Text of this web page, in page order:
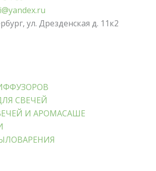
ул. Дрезденская д. 11к2
СВЕЧЕЙ
И АРОМАСАШЕ